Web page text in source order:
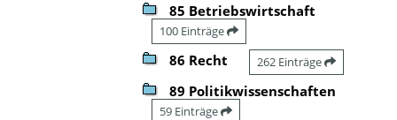
85 Betriebswirtschaft
100 Einträge
86 Recht 262 Einträge
89 Politikwissenschaften
59 Einträge